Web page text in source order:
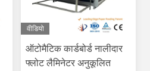
वीडियो
ऑटोमैटिक कार्डबोर्ड नालीदार
फ्लोट लैमिनेटर अनुकूलित